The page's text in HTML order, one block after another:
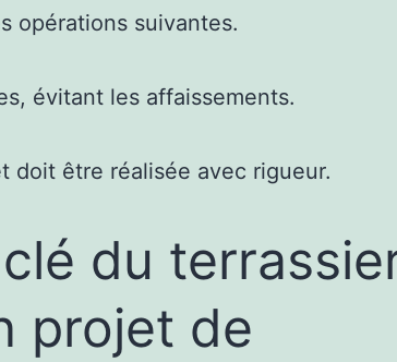
opérations suivantes.
évitant les affaissements.
doit être réalisée avec rigueur.
du
projet de